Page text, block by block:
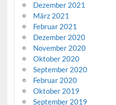
Dezember 2021
März 2021
Februar 2021
Dezember 2020
November 2020
Oktober 2020
September 2020
Februar 2020
Oktober 2019
September 2019